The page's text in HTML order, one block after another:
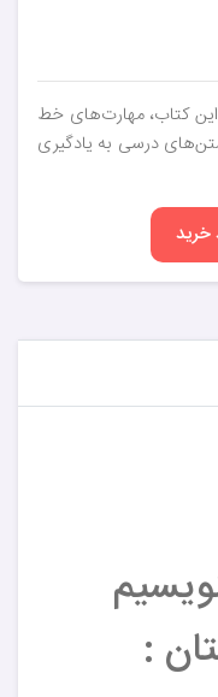
کتاب، مهارت‌های خط
درسی به یادگیری
خرید
: